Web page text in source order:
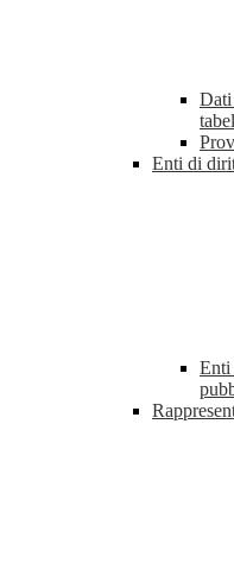
Dati
Enti di
Enti